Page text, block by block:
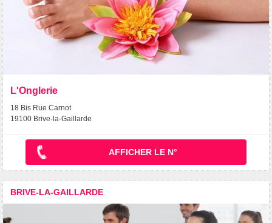
L'Onglerie
18 Bis Rue Carnot
19100 Brive-la-Gaillarde
AFFICHER LE N°
BRIVE-LA-GAILLARDE